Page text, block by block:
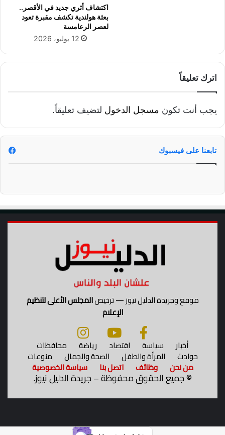
اكتشاف أثري جديد في الأقصر..
بعثة هولندية تكشف مقبرة تعود
لعصر الرعامسة
12 يوليو، 2026
اترك تعليقاً
يجب أنت تكون مسجل الدخول لتضيف تعليقاً.
تابعنا على فيسبوك
موقع وجريدة الدليل نيوز — ترخيصالمجلس الأعلى لتنظيم
الإعلام
أخبار سياسة اقتصاد رياضة محافظات
حوادث المرأة والطفل الصحة والجمال منوعات
من نحن وظائف اتصل بنا سياسة الخصوصية
©جميع الحقوق محفوظة – جريدة الدليل نيوز.